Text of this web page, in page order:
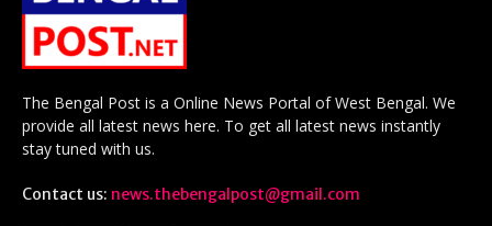
The Bengal Post is a Online News Portal of West Bengal. We
provide all latest news here. To get all latest news instantly
stay tuned with us.
Contact us: news.thebengalpost@gmail.com